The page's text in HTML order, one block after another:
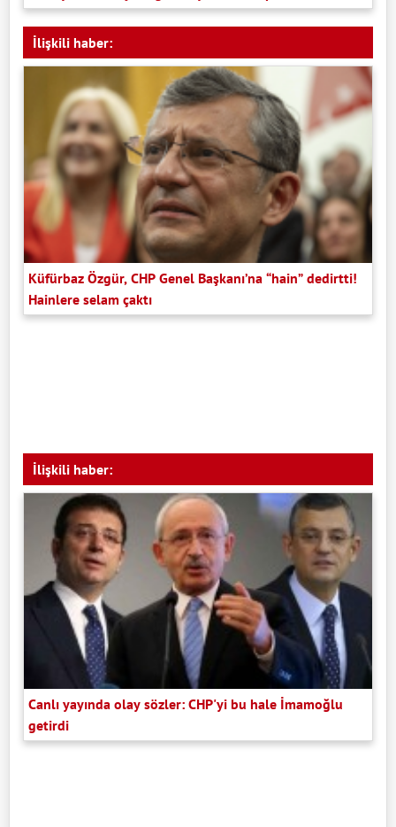
İlişkili haber:
Küfürbaz Özgür, CHP Genel Başkanı’na “hain” dedirtti!
Hainlere selam çaktı
İlişkili haber:
Canlı yayında olay sözler: CHP'yi bu hale İmamoğlu
getirdi